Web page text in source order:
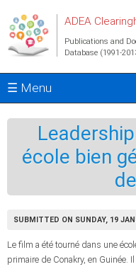
ADEA
Publications and
Database (1991-
☰ Menu
école bien
SUBMITTED ON SUNDAY, 19
Le film a été tourné dans une
primaire de Conakry, en Guinée.